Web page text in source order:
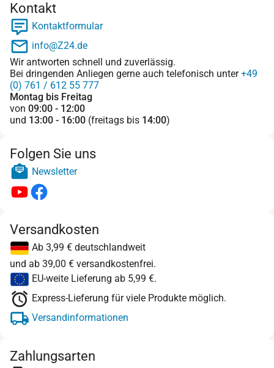
Kontakt
Kontaktformular
info@Z24.de
Wir antworten schnell und zuverlässig.
Bei dringenden Anliegen gerne auch telefonisch unter+49
(0) 761 / 612 55 777
Montag bis Freitag
von 09:00 - 12:00
und 13:00 - 16:00 (freitags bis 14:00)
Folgen Sie uns
Newsletter
Versandkosten
Ab 3,99 € deutschlandweit
und ab 39,00 € versandkostenfrei.
EU-weite Lieferung ab 5,99 €.
Express-Lieferung für viele Produkte möglich.
Versandinformationen
Zahlungsarten